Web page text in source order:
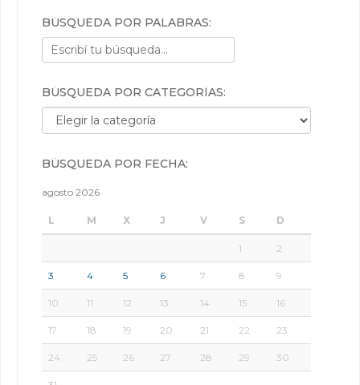
BÚSQUEDA POR PALABRAS:
BÚSQUEDA POR CATEGORÍAS:
Búsqueda por categorías:
BÚSQUEDA POR FECHA:
agosto 2026
L M X J V S D
1 2
3 4 5 6 7 8 9
10 11 12 13 14 15 16
17 18 19 20 21 22 23
24 25 26 27 28 29 30